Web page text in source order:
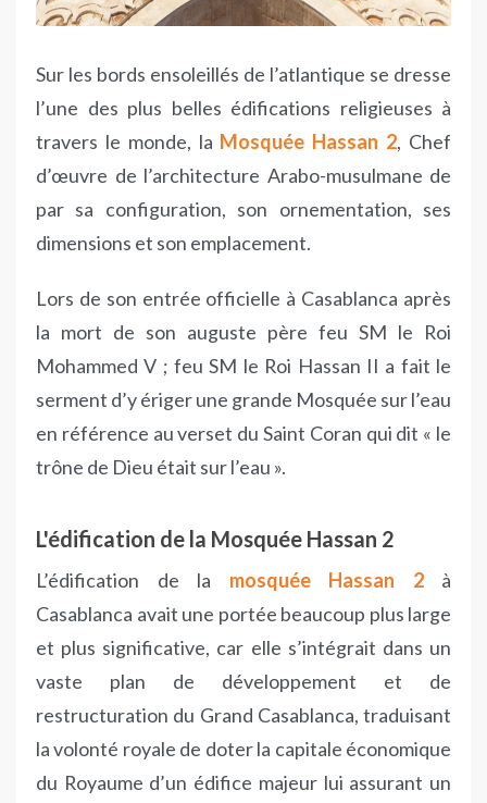
Sur les bords ensoleillés de l’atlantique se dresse
l’une des plus belles édifications religieuses à
travers le monde, la Mosquée Hassan 2, Chef
d’œuvre de l’architecture Arabo-musulmane de
par sa configuration, son ornementation, ses
dimensions et son emplacement.
Lors de son entrée officielle à Casablanca après
la mort de son auguste père feu SM le Roi
Mohammed V ; feu SM le Roi Hassan II a fait le
serment d’y ériger une grande Mosquée sur l’eau
en référence au verset du Saint Coran qui dit « le
trône de Dieu était sur l’eau ».
L'édification de la Mosquée Hassan 2
L’édification de la mosquée Hassan 2à
Casablanca avait une portée beaucoup plus large
et plus significative, car elle s’intégrait dans un
vaste plan de développement et de
restructuration du Grand Casablanca, traduisant
la volonté royale de doter la capitale économique
du Royaume d’un édifice majeur lui assurant un